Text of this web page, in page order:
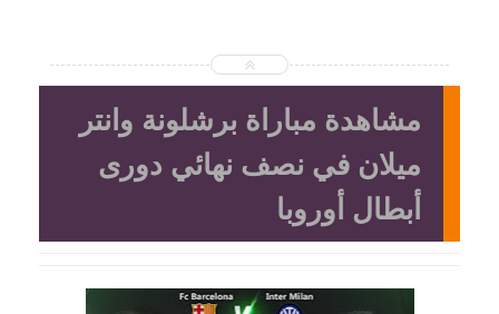
مشاهدة مباراة برشلونة وانتر
ميلان في نصف نهائي دورى
أبطال أوروبا